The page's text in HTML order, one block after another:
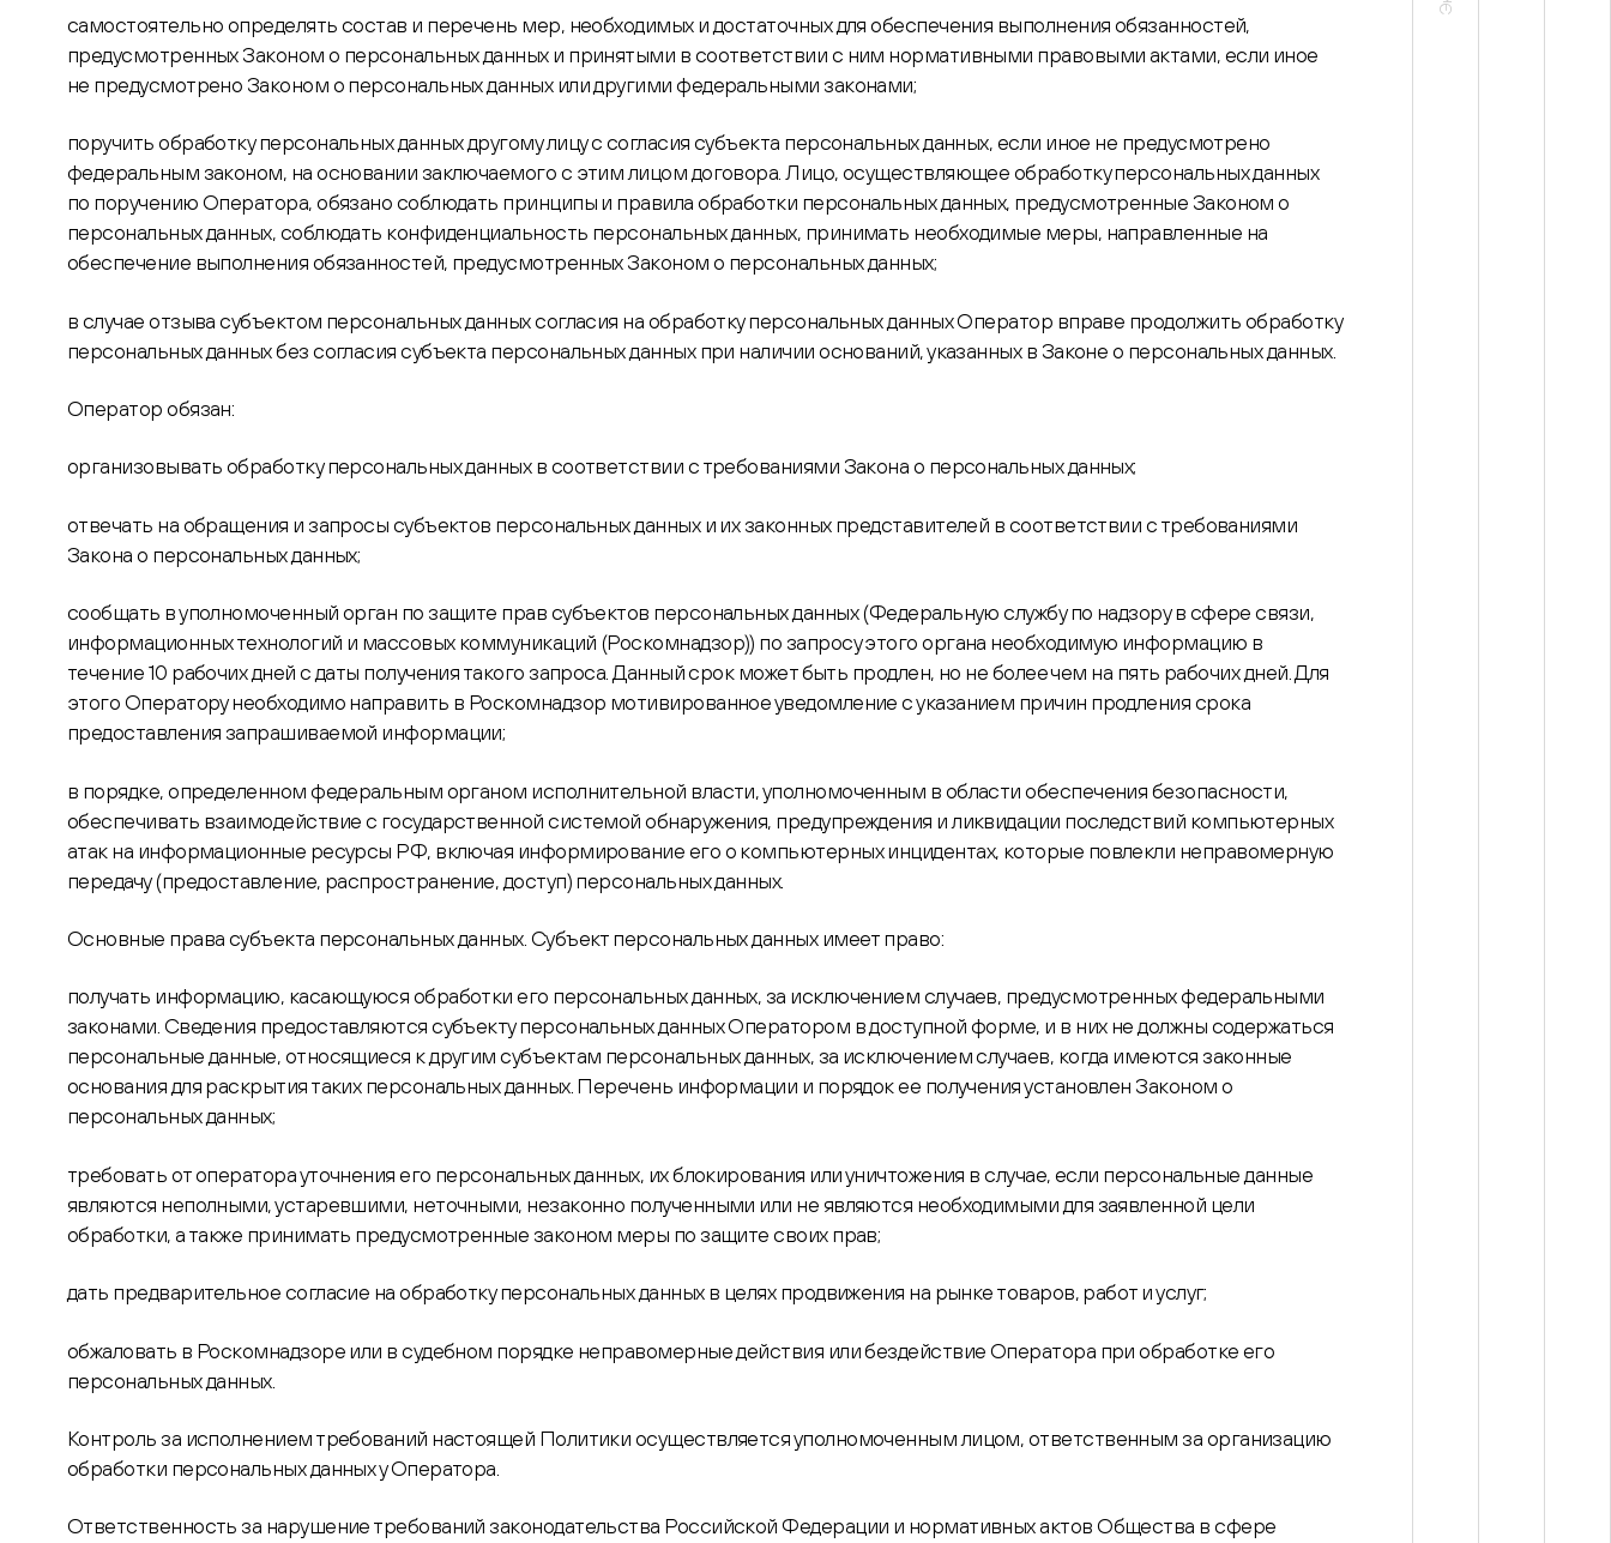
самостоятельно определять состав и перечень мер, необходимых и достаточных для обеспечения выполнения обязанностей,
предусмотренных Законом о персональных данных и принятыми в соответствии с ним нормативными правовыми актами, если иное
не предусмотрено Законом о персональных данных или другими федеральными законами;
поручить обработку персональных данных другому лицу с согласия субъекта персональных данных, если иное не предусмотрено
федеральным законом, на основании заключаемого с этим лицом договора. Лицо, осуществляющее обработку персональных данных
по поручению Оператора, обязано соблюдать принципы и правила обработки персональных данных, предусмотренные Законом о
персональных данных, соблюдать конфиденциальность персональных данных, принимать необходимые меры, направленные на
обеспечение выполнения обязанностей, предусмотренных Законом о персональных данных;
в случае отзыва субъектом персональных данных согласия на обработку персональных данных Оператор вправе продолжить обработку
персональных данных без согласия субъекта персональных данных при наличии оснований, указанных в Законе о персональных данных.
Операторобязан:
организовывать обработку персональных данных в соответствии с требованиями Закона о персональных данных;
отвечать на обращения и запросы субъектов персональных данных и их законных представителей в соответствии с требованиями
Закона о персональных данных;
сообщать в уполномоченный орган по защите прав субъектов персональных данных (Федеральную службу по надзору в сфере связи,
информационных технологий и массовых коммуникаций (Роскомнадзор)) по запросу этого органа необходимую информацию в
течение 10 рабочих дней с даты получения такого запроса. Данный срок может быть продлен, но не более чем на пять рабочих дней. Для
этого Оператору необходимо направить в Роскомнадзор мотивированное уведомление с указанием причин продления срока
предоставления запрашиваемой информации;
в порядке, определенном федеральным органом исполнительной власти, уполномоченным в области обеспечения безопасности,
обеспечивать взаимодействие с государственной системой обнаружения, предупреждения и ликвидации последствий компьютерных
атак на информационные ресурсы РФ, включая информирование его о компьютерных инцидентах, которые повлекли неправомерную
передачу (предоставление, распространение, доступ) персональных данных.
Основные права субъекта персональных данных. Субъект персональных данных имеет право:
получать информацию, касающуюся обработки его персональных данных, за исключением случаев, предусмотренных федеральными
законами. Сведения предоставляются субъекту персональных данных Оператором в доступной форме, и в них не должны содержаться
персональные данные, относящиеся к другим субъектам персональных данных, за исключением случаев, когда имеются законные
основания для раскрытия таких персональных данных. Перечень информации и порядок ее получения установлен Законом о
персональных данных;
требовать от оператора уточнения его персональных данных, их блокирования или уничтожения в случае, если персональные данные
являются неполными, устаревшими, неточными, незаконно полученными или не являются необходимыми для заявленной цели
обработки, а также принимать предусмотренные законом меры по защите своих прав;
дать предварительное согласие на обработку персональных данных в целях продвижения на рынке товаров, работ и услуг;
обжаловать в Роскомнадзоре или в судебном порядке неправомерные действия или бездействие Оператора при обработке его
персональных данных.
Контроль за исполнением требований настоящей Политики осуществляется уполномоченным лицом, ответственным за организацию
обработки персональных данных у Оператора.
Ответственность за нарушение требований законодательства Российской Федерации и нормативных актов Общества в сфере